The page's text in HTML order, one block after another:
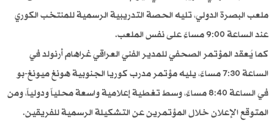
ملعب البصرة الدولي، تليه الحصة التدريبية الرسمية للمنتخب الكوري
عند الساعة 9:00 مساءً على نفس الملعب.
كما يُعقد المؤتمر الصحفي للمدير الفني العراقي غراهام أرنولد في
الساعة 7:30 مساءً، يليه مؤتمر مدرب كوريا الجنوبية هونغ ميونغ-بو
في الساعة 8:40 مساءً، وسط تغطية إعلامية واسعة محلياً ودولياً، ومن
المتوقع الإعلان خلال المؤتمرين عن التشكيلة الرسمية للفريقين.